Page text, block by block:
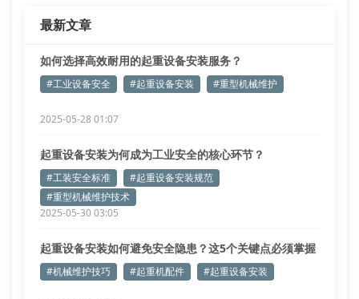
轨道平直度偏差和
最新文章
如何选择高效耐用的起重设备安装服务？
#工业设备安全 #起重设备安装 #重型机械维护
2025-05-28 01:07
起重设备安装为何成为工业安全的核心环节？
#工装安全标准
#起重设备安装规范
#重型机械维护技术
2025-05-30 03:05
起重设备安装如何避免安全隐患？这5个关键点必须掌握
#机械维护技巧 #起重机配件 #起重设备安装